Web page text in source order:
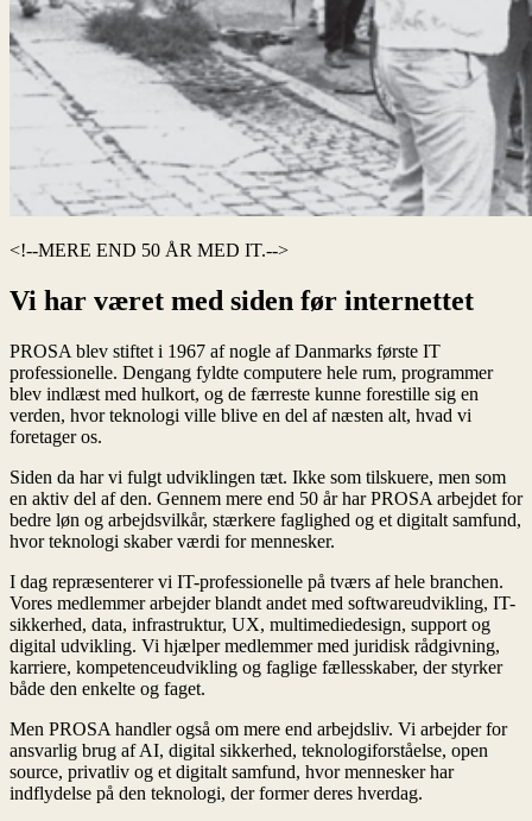
MERE END 50 ÅR MED IT.
Vi har været med siden før internettet
PROSA blev stiftet i 1967 af nogle af Danmarks første IT
professionelle. Dengang fyldte computere hele rum, programmer
blev indlæst med hulkort, og de færreste kunne forestille sig en
verden, hvor teknologi ville blive en del af næsten alt, hvad vi
foretager os.
Siden da har vi fulgt udviklingen tæt. Ikke som tilskuere, men som
en aktiv del af den. Gennem mere end 50 år har PROSA arbejdet for
bedre løn og arbejdsvilkår, stærkere faglighed og et digitalt samfund,
hvor teknologi skaber værdi for mennesker.
I dag repræsenterer vi IT-professionelle på tværs af hele branchen.
Vores medlemmer arbejder blandt andet med softwareudvikling, IT-
sikkerhed, data, infrastruktur, UX, multimediedesign, support og
digital udvikling. Vi hjælper medlemmer med juridisk rådgivning,
karriere, kompetenceudvikling og faglige fællesskaber, der styrker
både den enkelte og faget.
Men PROSA handler også om mere end arbejdsliv. Vi arbejder for
ansvarlig brug af AI, digital sikkerhed, teknologiforståelse, open
source, privatliv og et digitalt samfund, hvor mennesker har
indflydelse på den teknologi, der former deres hverdag.